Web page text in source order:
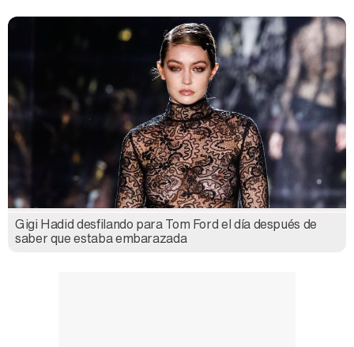
Gigi Hadid desfilando para Tom Ford el día después de
saber que estaba embarazada